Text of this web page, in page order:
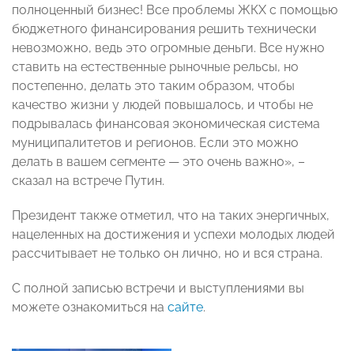
полноценный бизнес! Все проблемы ЖКХ с помощью
бюджетного финансирования решить технически
невозможно, ведь это огромные деньги. Все нужно
ставить на естественные рыночные рельсы, но
постепенно, делать это таким образом, чтобы
качество жизни у людей повышалось, и чтобы не
подрывалась финансовая экономическая система
муниципалитетов и регионов. Если это можно
делать в вашем сегменте — это очень важно», –
сказал на встрече Путин.
Президент также отметил, что на таких энергичных,
нацеленных на достижения и успехи молодых людей
рассчитывает не только он лично, но и вся страна.
С полной записью встречи и выступлениями вы
можете ознакомиться на сайте.